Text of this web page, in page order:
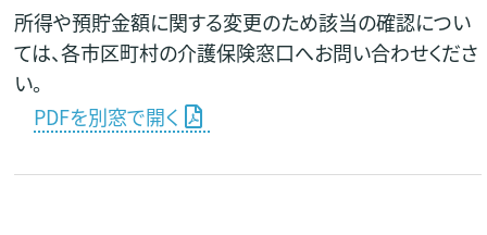
所得や預貯金額に関する変更のため該当の確認につい
ては、各市区町村の介護保険窓口へお問い合わせくださ
い。
PDFを別窓で開く